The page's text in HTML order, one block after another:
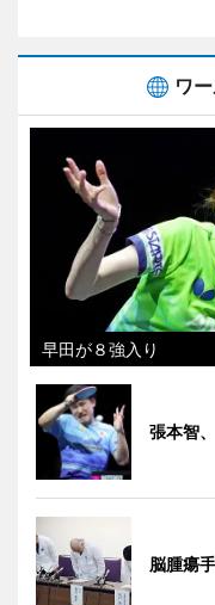
ワ
早田が８強入り
張本智
脳腫瘍